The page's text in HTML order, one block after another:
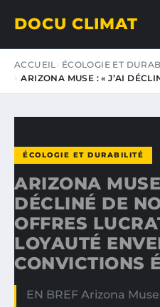
DOCU CLIMAT
ACCUEIL
ÉCOLOGIE ET
ARIZONA MUSE : « J’AI
ÉCOLOGIE ET DURABILITÉ
ARIZONA
DÉCLINÉ DE
OFFRES
LOYAUTÉ
CONVICTIONS
EN BREF Arizona